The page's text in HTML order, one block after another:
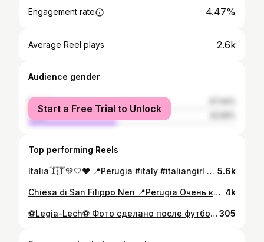
Engagement rate 4.47%
Average Reel plays 2.6k
Audience gender
female
male
Start a Free Trial to Unlock
Top performing Reels
Italia🇮🇹💚🤍❤️ 📍Perugia #italy #italiangirl #italy🇮🇹 #italy_vacations #italytravel #italyiloveyou #italy❤️ #vacation #mood #mood🍹 #reelsitalia #reelsitaly 5.6k
Chiesa di San Filippo Neri 📍Perugia Очень красивая церковь построенная в XVII веке в стиле барокко. #ciesa #chiesadisanfilipponeriperugia #perugiaitaly #itália #reelsitalia #italy🇮🇹 #reelsitaly 4k
⚽️Legia-Lech⚽️ Фото сделано после футбола , при пустых трибунах , но эмоции от этого матча переполняют до сих пор . Этот тот футбол , которого так не хватает в Беларуси , полный стадион , атмосфера потрясающая , уверена , что даже тот кто не любит футбол с удовольствием посетил такой матч. Люди приходят поболеть за команду , отдохнуть , насладится игрой , хорошо провести время с семьей , болельщики не замолчали ни разу за весь матч , поддержка была колоссальная , вот к чему нужно стремиться ! #legia #lechpoznan #fottbal #poland #warsaw #girl #smile #amazinggame #amazingday305